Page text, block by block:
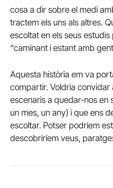
cosa a dir sobre el medi
tractem els uns als altres.
escoltat en els seus
“caminant i estant amb
Aquesta història em va
compartir. Voldria convidar
escenaris a quedar-nos en
un mes, un any) i que ens
escoltar. Potser podríem
descobriríem veus,